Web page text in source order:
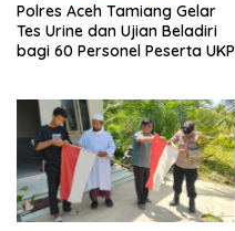
Polres Aceh Tamiang Gelar
Tes Urine dan Ujian Beladiri
bagi 60 Personel Peserta UKP